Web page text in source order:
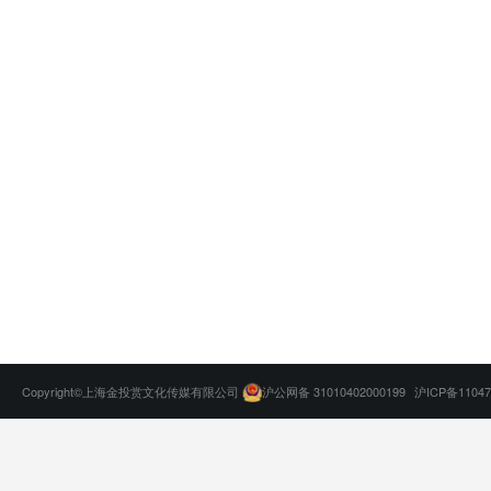
Copyright©上海金投赏文化传媒有限公司 沪公网备 31010402000199 沪ICP备